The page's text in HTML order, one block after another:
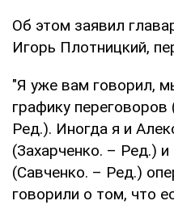
Об этом заявил
Игорь Плотницкий,
"Я уже вам говорил,
графику
Ред.). Иногда я и
(Захарченко. – Ред.)
(Савченко. – Ред.)
говорили о том, что